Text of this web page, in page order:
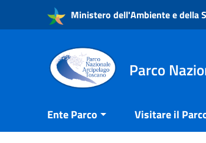
Vai ai contenuti
Vai al menu di navigazione
Ministero dell'Ambiente e della
Parco
Ente Parco Visitare il